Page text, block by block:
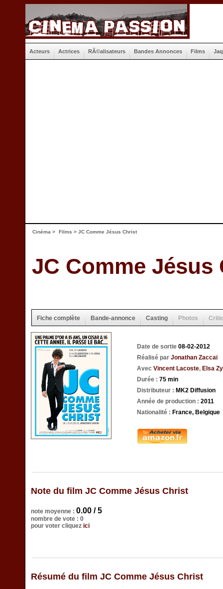
Acteurs Actrices RÃ©alisateurs Bandes Annonces Films
Cinéma > Films > JC Comme Jésus Christ
JC Comme Jésus
Fiche complète Bande-annonce Casting Photos
Date de sortie 08-02-2012
Réalisé par Jonathan Zaccaï
Avec Vincent Lacoste, Elsa
Durée : 75 min
Distributeur : MK2 Diffusion
Année de production : 2011
Nationalité : France, Belgique
Note du film JC Comme Jésus Christ
note moyenne : 0.00 / 5
nombre de vote : 0
pour voter cliquez ici
Résumé du film JC Comme Jésus Christ